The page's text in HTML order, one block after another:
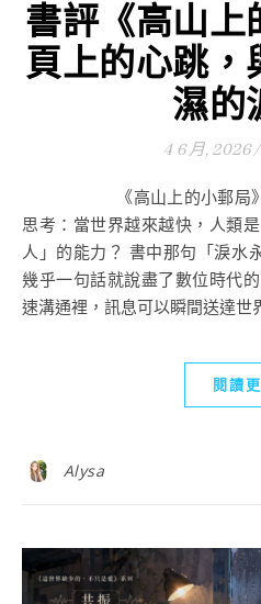
書評《高山上
頁上的心跳，
濕的
4 6 月, 2026 /
《高山上的小郵局》最動人的地方，它讓人重新
思考：當世界越來越快，人類
人」的能力？ 書中那句「淚水
幾乎一句話就說盡了數位時代
速溝通裡，訊息可以瞬間送達世
閱讀
Alysa